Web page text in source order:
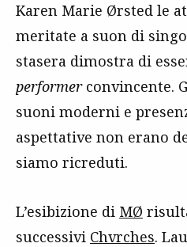
Karen Marie Ørsted le
meritate a suon di
stasera dimostra di
performerconvincente.
suoni moderni e
aspettative non erano
siamo ricreduti.
L’esibizione di MØ
successivi Chvrches.